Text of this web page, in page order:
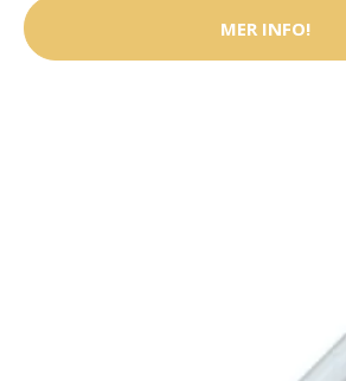
MER INFO!